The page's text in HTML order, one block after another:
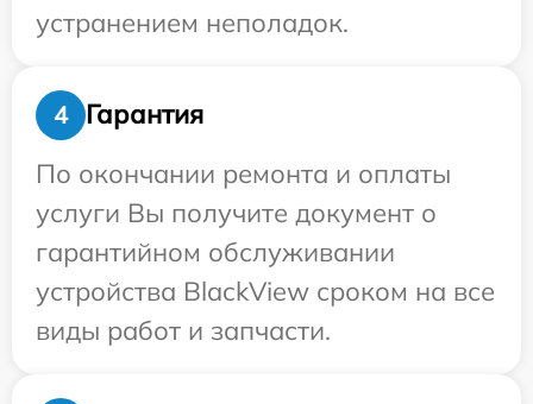
устранением неполадок.
4
Гарантия
По окончании ремонта и оплаты
услуги Вы получите документ о
гарантийном обслуживании
устройства BlackView сроком на все
виды работ и запчасти.